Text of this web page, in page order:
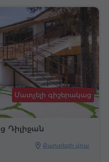
Դիլիջան
Քարտեզի վրա
Մատչելի գիշերակաց